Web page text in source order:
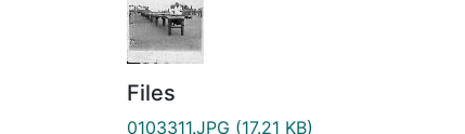
Files
0103311.JPG (17.21 KB)